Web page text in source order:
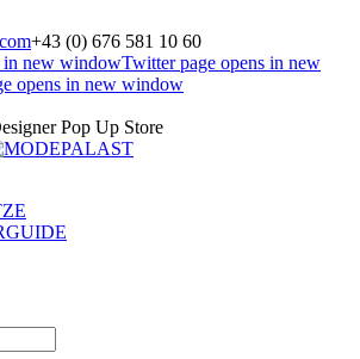
+43 (0) 676 581 10 60
in new windowTwitter page opens in new
opens in new window
Pop Up Store